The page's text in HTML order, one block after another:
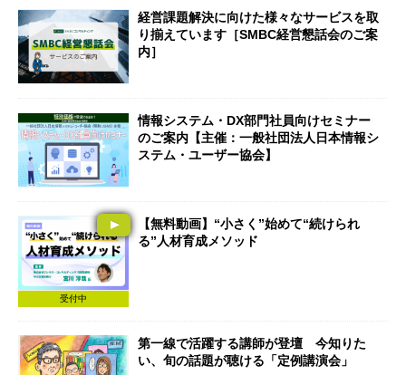
経営課題解決に向けた様々なサービスを取
り揃えています［SMBC経営懇話会のご案
内］
情報システム・DX部門社員向けセミナー
のご案内【主催：一般社団法人日本情報シ
ステム・ユーザー協会】
受付中
【無料動画】“小さく”始めて“続けられ
る”人材育成メソッド
第一線で活躍する講師が登壇 今知りた
い、旬の話題が聴ける「定例講演会」